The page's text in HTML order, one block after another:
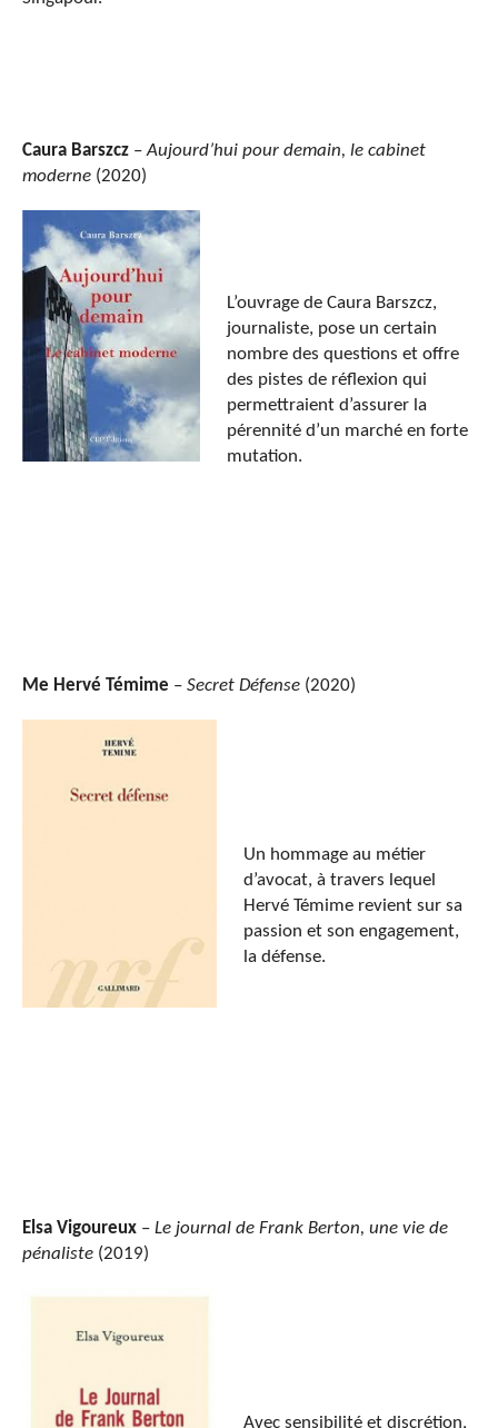
Caura Barszcz –Aujourd’hui pour demain, le cabinet
moderne (2020)
L’ouvrage de Caura Barszcz,
journaliste, pose un certain
nombre des questions et offre
des pistes de réflexion qui
permettraient d’assurer la
pérennité d’un marché en forte
mutation.
Me Hervé Témime – Secret Défense (2020)
Un hommage au métier
d’avocat, à travers lequel
Hervé Témime revient sur sa
passion et son engagement,
la défense.
Elsa Vigoureux – Le journal de Frank Berton, une vie de
pénaliste (2019)
Avec sensibilité et discrétion,